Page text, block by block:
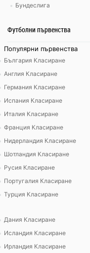
Бундеслига
Футболни първенства
Популярни първенства
България Класиране
Англия Класиране
Германия Класиране
Испания Класиране
Италия Класиране
Франция Класиране
Нидерландия Класиране
Шотландия Класиране
Русия Класиране
Португалия Класиране
Турция Класиране
Дания Класиране
Исландия Класиране
Ирландия Класиране